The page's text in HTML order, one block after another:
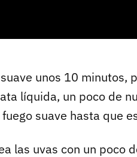
unos 10
líquida, un poco de
suave hasta que
las uvas con un poco